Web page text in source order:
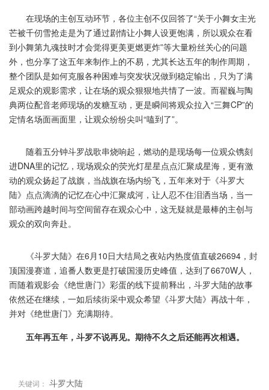
在现场的主创互动环节，各位主创不仅回答了“关于小舞女主光
芒被千仞雪抢走是为了通过剧情让小舞人设更饱满，所以观众在看
到小舞第九魂技时才会觉得更美更燃更炸”等大量粉丝关心的问题
外，也分享了这五年来制作上的不易，尤其长达五年的制作周期，
整个团队是如何克服各种困难与突发状况做到稳定输出，只为了满
足观众的观影需求，让在场的观众狠狠地共情了一波。而翟巍与陶
典两位配音老师现场的发糖互动，更是瞬间将观众拉入“三舞CP”的
定情名场面画面里，让观众纷纷尖叫“嗑到了”。
随着五分钟斗罗战歌串烧响起，燃动的是现场每一位观众镌刻
进DNA里的记忆，现场观众的荧光灯星星点点汇聚成星海，更有激
动的观众扬起了战旗，当战旗在场内纷飞，五年来对于《斗罗大
陆》点点滴滴的记忆在心中汇聚成河，让人忍不住泪洒当场，当一
部动画跨越时间与空间留存在观众心中，这无疑就是最棒的主创与
观众的双向奔赴。
《斗罗大陆》在6月10日大结局之夜站内热度值直破26694，封
顶国漫赛道，追番人数更是打破国漫历史峰值，达到了6670W人，
而随着观影会《绝世唐门》彩蛋的线下提前释出，斗罗大陆的故事
依然还在继续，一如后续街采中观众希望《斗罗大陆》再战十年，
并对《绝世唐门》充满期待。
五年再五年，斗罗不说再见。期待不久之后还能再次相遇。
关键词： 斗罗大陆